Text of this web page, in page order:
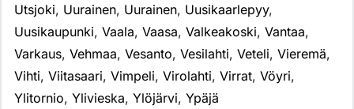
Utsjoki, Uurainen, Uurainen, Uusikaarlepyy,
Uusikaupunki, Vaala, Vaasa, Valkeakoski, Vantaa,
Varkaus, Vehmaa, Vesanto, Vesilahti, Veteli, Vieremä,
Vihti, Viitasaari, Vimpeli, Virolahti, Virrat, Vöyri,
Ylitornio, Ylivieska, Ylöjärvi, Ypäjä